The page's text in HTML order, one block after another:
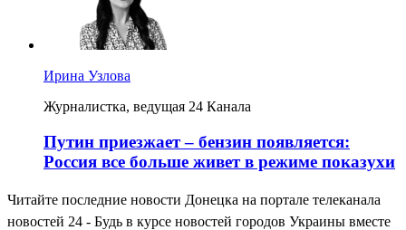
Ирина Узлова
Журналистка, ведущая 24 Канала
Путин приезжает – бензин появляется:
Россия все больше живет в режиме показухи
Читайте последние новости Донецка на портале телеканала
новостей 24 - Будь в курсе новостей городов Украины вместе